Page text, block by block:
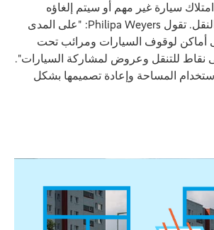
سيارة غير مهم أو سيتم إلغاؤه
كوسيلة من وسائل النقل. تقول Philipa Weyers: "على المدى
أماكن لوقوف السيارات ومرائب تحت
نقاط للتنقل وعروض لمشاركة السيارات".
المساحة وإعادة تصميمها بشكل